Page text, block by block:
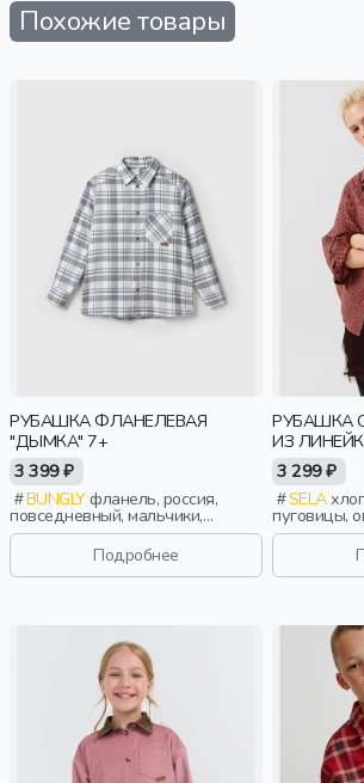
Похожие товары
РУБАШКА ФЛАНЕЛЕВАЯ
"ДЫМКА" 7+
3 399 ₽
BUNGLYфланель, россия,
повседневный, мальчики,
школьники, подростки, дети
Подробнее
РУБАШКА
3 299 ₽
SELAхлопок, россия,
пуговицы,
рукав,
свободные,
воротник,